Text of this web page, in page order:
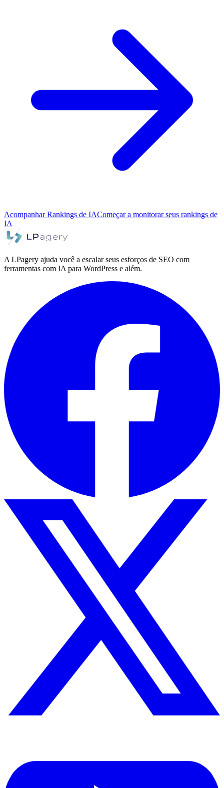
Acompanhar Rankings de IAComeçar a monitorar seus rankings de
IA
A LPagery ajuda você a escalar seus esforços de SEO com
ferramentas com IA para WordPress e além.